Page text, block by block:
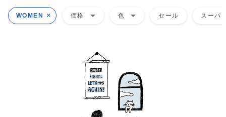
WOMEN 価格 arrow_drop_down 色 arrow_drop_down セール スーパ